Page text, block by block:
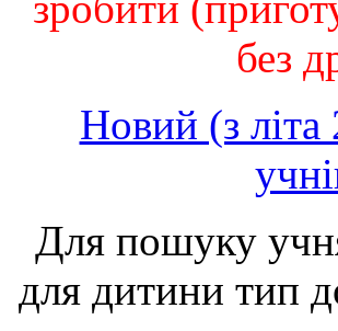
без
Новий (з літа
Для пошуку
для дитини тип